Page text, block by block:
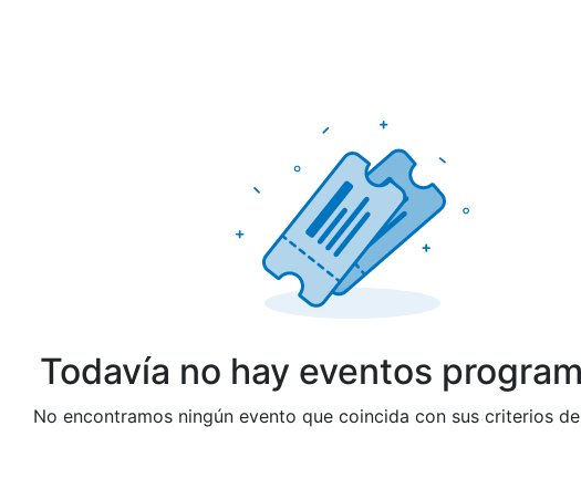
Todavía no hay eventos
No encontramos ningún evento que coincida con sus criterios